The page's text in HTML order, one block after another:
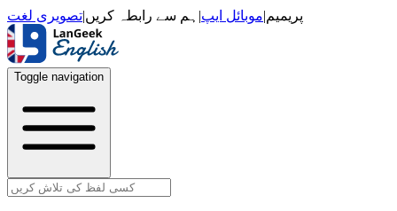
پریمیم|موبائل ایپ| ہم سے رابطہ کریں|تصویری لغت
Toggle navigation